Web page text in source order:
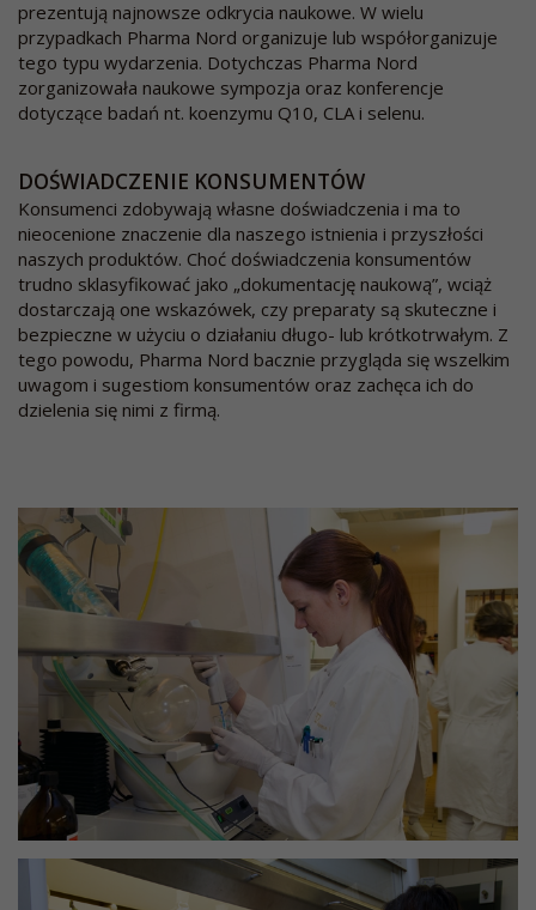
prezentują najnowsze odkrycia naukowe. W wielu
przypadkach Pharma Nord organizuje lub współorganizuje
tego typu wydarzenia. Dotychczas Pharma Nord
zorganizowała naukowe sympozja oraz konferencje
dotyczące badań nt. koenzymu Q10, CLA i selenu.
DOŚWIADCZENIE KONSUMENTÓW
Konsumenci zdobywają własne doświadczenia i ma to
nieocenione znaczenie dla naszego istnienia i przyszłości
naszych produktów. Choć doświadczenia konsumentów
trudno sklasyfikować jako „dokumentację naukową”, wciąż
dostarczają one wskazówek, czy preparaty są skuteczne i
bezpieczne w użyciu o działaniu długo- lub krótkotrwałym. Z
tego powodu, Pharma Nord bacznie przygląda się wszelkim
uwagom i sugestiom konsumentów oraz zachęca ich do
dzielenia się nimi z firmą.